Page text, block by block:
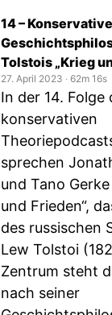
14 – Konservative
Tolstois „Krieg
27. April 2023 ‧ 62m 16s
In der 14. Folge
konservativen
sprechen
und Tano
und Frieden“,
des russischen
Lew Tolstoi
Zentrum steht
nach seiner